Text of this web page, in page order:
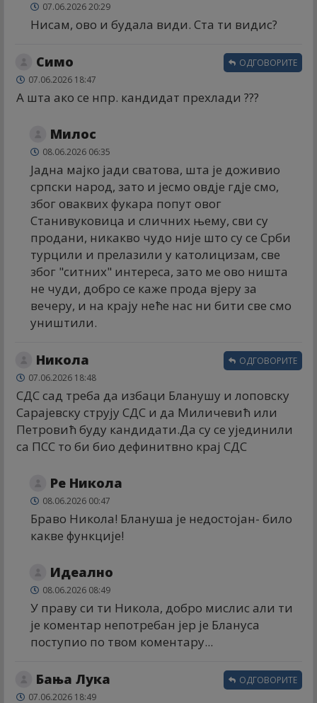
07.06.2026 20:29
Нисам, ово и будала види. Ста ти видис?
Симо
07.06.2026 18:47
А шта ако се нпр. кандидат прехлади ???
ОДГОВОРИТЕ
Милос
08.06.2026 06:35
Јадна мајко јади сватова, шта је доживио
српски народ, зато и јесмо овдје гдје смо,
због оваквих фукара попут овог
Станивуковица и сличних њему, сви су
продани, никакво чудо није што су се Срби
турцили и прелазили у католицизам, све
због "ситних" интереса, зато ме ово ништа
не чуди, добро се каже прода вјеру за
вечеру, и на крају неће нас ни бити све смо
уништили.
Никола
07.06.2026 18:48
СДС сад треба да избаци Бланушу и лоповску
Сарајевску струју СДС и да Миличевић или
Петровић буду кандидати.Да су се ујединили
са ПСС то би био дефинитвно крај СДС
ОДГОВОРИТЕ
Ре Никола
08.06.2026 00:47
Браво Никола! Блануша је недостојан- било
какве функције!
Идеално
08.06.2026 08:49
У праву си ти Никола, добро мислис али ти
је коментар непотребан јер је Блануса
поступио по твом коментару...
Бања Лука
07.06.2026 18:49
ОДГОВОРИТЕ